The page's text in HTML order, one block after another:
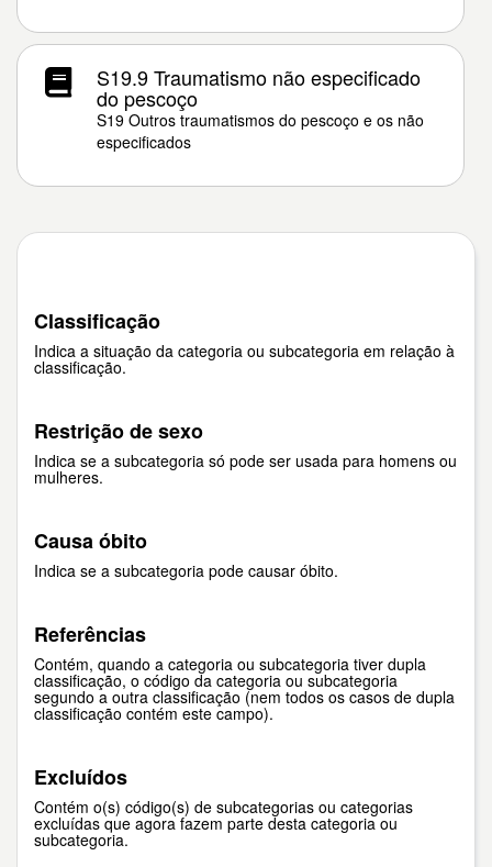
S19.9 Traumatismo não especificado
do pescoço
S19 Outros traumatismos do pescoço e os não
especificados
Classificação
Indica a situação da categoria ou subcategoria em relação à
classificação.
Restrição de sexo
Indica se a subcategoria só pode ser usada para homens ou
mulheres.
Causa óbito
Indica se a subcategoria pode causar óbito.
Referências
Contém, quando a categoria ou subcategoria tiver dupla
classificação, o código da categoria ou subcategoria
segundo a outra classificação (nem todos os casos de dupla
classificação contém este campo).
Excluídos
Contém o(s) código(s) de subcategorias ou categorias
excluídas que agora fazem parte desta categoria ou
subcategoria.